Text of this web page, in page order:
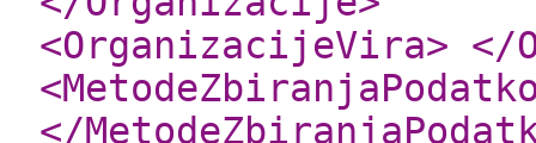
<OrganizacijeVira> </
</